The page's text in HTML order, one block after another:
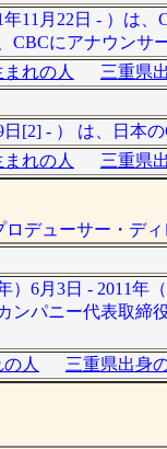
11月22日 - ）は
CBCにアナウンサ
れの人
三重県
[2] - ） は、日本
れの人 三重県
デューサー・デ
）6月3日 - 2011
ンパニー代表取締
人 三重県出身